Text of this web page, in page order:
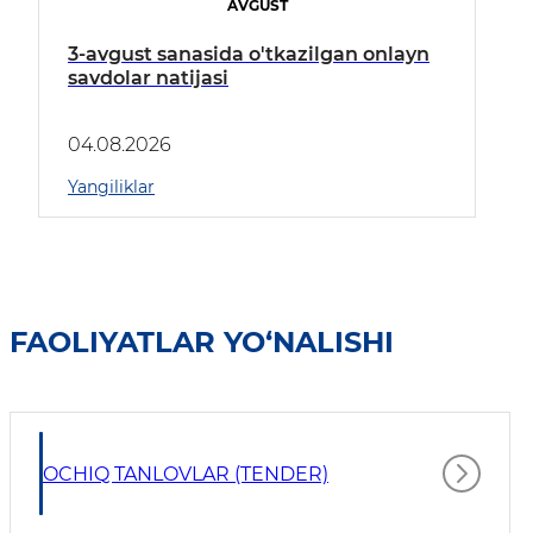
AVGUST
3-avgust sanasida o'tkazilgan onlayn
savdolar natijasi
04.08.2026
Yangiliklar
FAOLIYATLAR YO‘NALISHI
OCHIQ TANLOVLAR (TENDER)